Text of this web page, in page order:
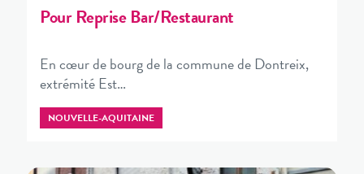
Pour Reprise Bar/Restaurant
En cœur de bourg de la commune de Dontreix,
extrémité Est…
NOUVELLE-AQUITAINE